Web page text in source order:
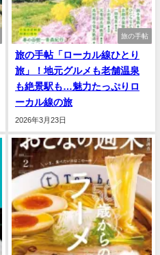
旅の手帖
旅の手帖「ローカル線ひとり
旅」！地元グルメも老舗温泉
も絶景駅も…魅力たっぷりロ
ーカル線の旅
2026年3月23日